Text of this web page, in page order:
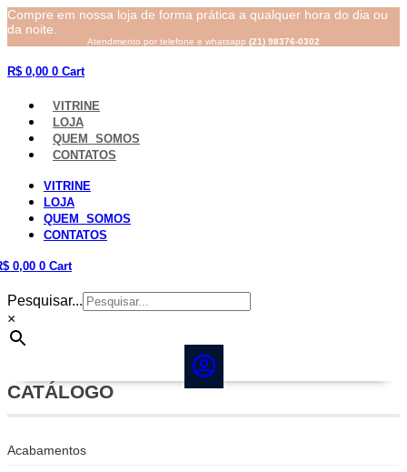
Compre em nossa loja de forma prática a qualquer hora do dia ou
da noite.
Atendimento por telefone e whatsapp (21) 98376-0302
R$ 0,00 0 Cart
VITRINE
LOJA
QUEM SOMOS
CONTATOS
VITRINE
LOJA
QUEM SOMOS
CONTATOS
0,00 0 Cart
Pesquisar...
×
CATÁLOGO
Acabamentos